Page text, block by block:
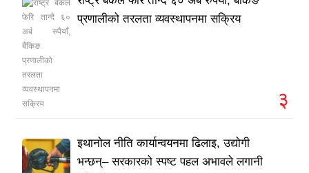
प्रणालीको तरलता व्यवस्थापनमा सक्रिय
३
इथानोल नीति कार्यान्वयनमा ढिलाइ, उद्योगी
भन्छन्– सरकारको स्पष्ट पहल अभावले लगानी